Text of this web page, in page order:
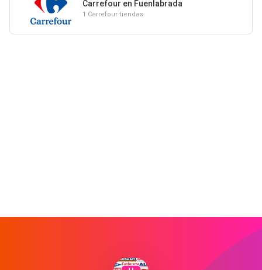
Carrefour en Fuenlabrada
1 Carrefour tiendas